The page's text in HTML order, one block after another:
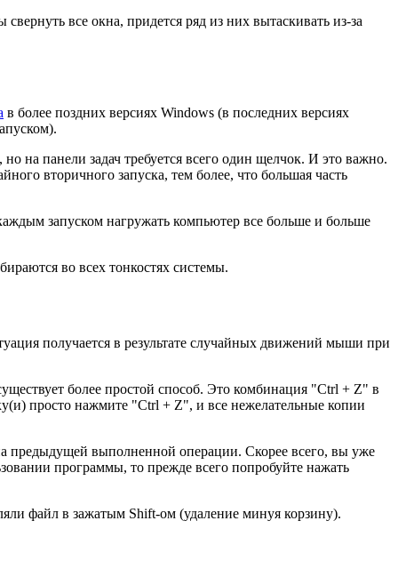
все окна, придется ряд из них вытаскивать из-за
в более поздних версиях Windows (в последних версиях
на панели задач требуется всего один щелчок. И это важно.
вторичного запуска, тем более, что большая часть
запуском нагружать компьютер все больше и больше
во всех тонкостях системы.
получается в результате случайных движений мыши при
более простой способ. Это комбинация "Ctrl + Z" в
просто нажмите "Ctrl + Z", и все нежелательные копии
предыдущей выполненной операции. Скорее всего, вы уже
программы, то прежде всего попробуйте нажать
файл в зажатым Shift-ом (удаление минуя корзину).